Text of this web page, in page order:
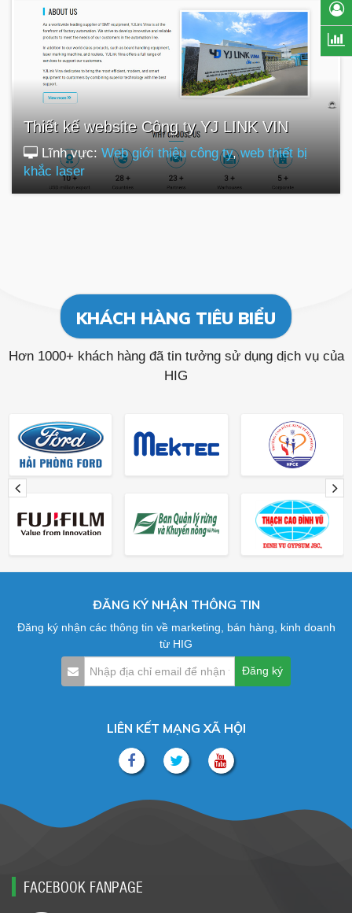
Thiết kế website Công ty YJ LINK VIN
Lĩnh vực: Web giới thiệu công ty,web thiết bị
khắc laser
KHÁCH HÀNG TIÊU BIỂU
Hơn 1000+ khách hàng đã tin tưởng sử dụng dịch vụ của
HIG
ĐĂNG KÝ NHẬN THÔNG TIN
Đăng ký nhận các thông tin về marketing, bán hàng, kinh doanh
từ HIG
LIÊN KẾT MẠNG XÃ HỘI
FACEBOOK FANPAGE